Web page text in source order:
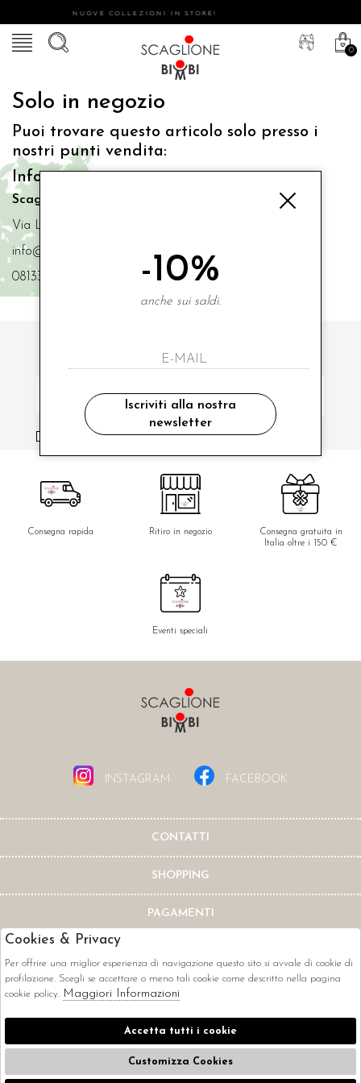
NUOVE COLLEZIONI IN STORE!
0
Solo in negozio
Puoi trovare questo articolo solo presso i
nostri punti vendita:
Info contatti
Scaglione Bimbi di Iacono Maria Angela
Via Luigi Mazzella,73 80077 Ischia
info@scaglionebimbi.com
0813331162
ISCRIVITI ALLA NOSTRA NEWSLETTER
ho letto ed accettato le condizioni sulla privacy.
Consegna rapida Ritiro in negozio
Consegna gratuita in
Italia oltre i 150 €
Eventi speciali
INSTAGRAM FACEBOOK
CONTATTI
SHOPPING
PAGAMENTI
CORRIERI
-10%
anche sui saldi.
Iscriviti alla nostra
newsletter
Cookies & Privacy
Per offrire una miglior esperienza di navigazione questo sito si avvale di cookie di
profilazione. Scegli se accettare o meno tali cookie come descritto nella pagina
cookie policy. Maggiori Informazioni
Accetta tutti i cookie
Customizza Cookies